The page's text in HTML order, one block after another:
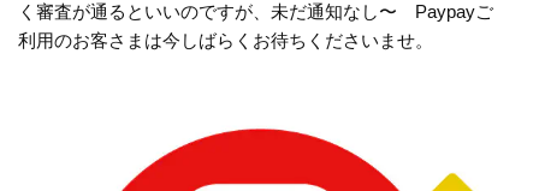
く審査が通るといいのですが、未だ通知なし〜 Paypayご
利用のお客さまは今しばらくお待ちくださいませ。